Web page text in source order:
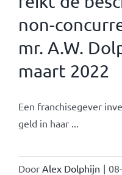
non-
mr. A.W.
maart 2022
Een franchisegever
geld in haar ...
Door Alex Dolphijn |